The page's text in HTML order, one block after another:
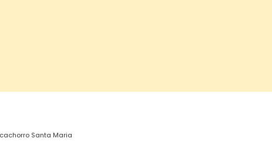
Santa Maria